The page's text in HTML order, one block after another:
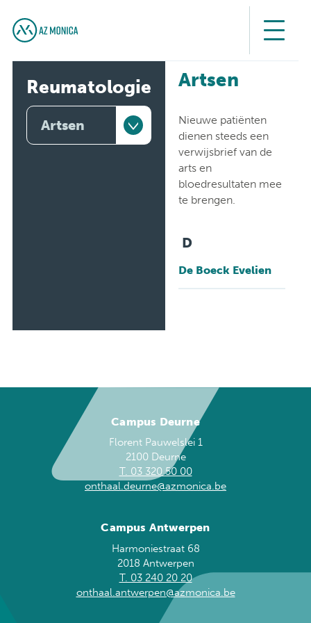
Reumatologie
Artsen
Artsen
Nieuwe patiënten
dienen steeds een
verwijsbrief van de
arts en
bloedresultaten mee
te brengen.
D
De Boeck Evelien
Campus Deurne
Florent Pauwelslei 1
2100 Deurne
T. 03 320 50 00
onthaal.deurne@azmonica.be
Campus Antwerpen
Harmoniestraat 68
2018 Antwerpen
T. 03 240 20 20
onthaal.antwerpen@azmonica.be